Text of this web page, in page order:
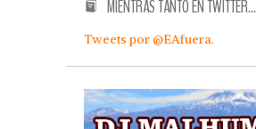
MIENTRAS TANTO EN TWITTER…
Tweets por @EAfuera.